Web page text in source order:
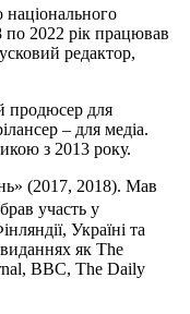
національного
по 2022 рік працював
редактор,
продюсер для
– для медіа.
з 2013 року.
(2017, 2018). Мав
участь у
Україні та
як The
ВВС, The Daily